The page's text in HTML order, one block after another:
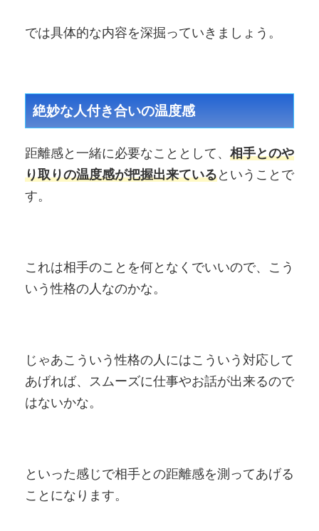
では具体的な内容を深掘っていきましょう。
絶妙な人付き合いの温度感
距離感と一緒に必要なこととして、 相手とのや
り取りの温度感が把握出来ているということで
す。
これは相手のことを何となくでいいので、こう
いう性格の人なのかな。
じゃあこういう性格の人にはこういう対応して
あげれば、スムーズに仕事やお話が出来るので
はないかな。
といった感じで相手との距離感を測ってあげる
ことになります。